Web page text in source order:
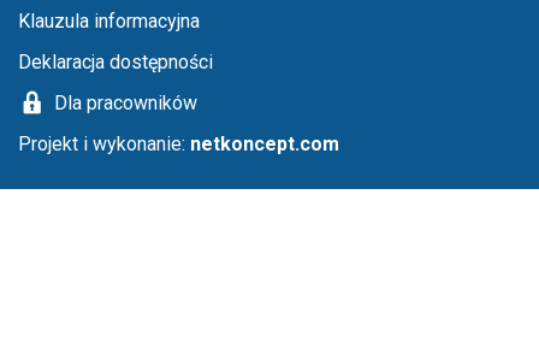
Klauzula informacyjna
Deklaracja dostępności
Dla pracowników
Projekt i wykonanie: netkoncept.com